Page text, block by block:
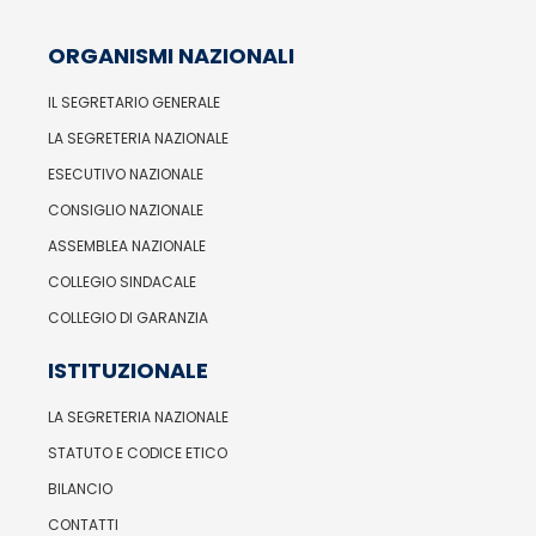
ORGANISMI NAZIONALI
IL SEGRETARIO GENERALE
LA SEGRETERIA NAZIONALE
ESECUTIVO NAZIONALE
CONSIGLIO NAZIONALE
ASSEMBLEA NAZIONALE
COLLEGIO SINDACALE
COLLEGIO DI GARANZIA
ISTITUZIONALE
LA SEGRETERIA NAZIONALE
STATUTO E CODICE ETICO
BILANCIO
CONTATTI